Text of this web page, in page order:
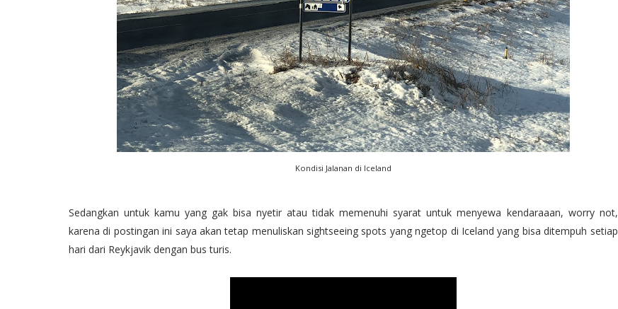
Kondisi Jalanan di Iceland
Sedangkan untuk kamu yang gak bisa nyetir atau tidak memenuhi syarat untuk menyewa kendaraaan, worry not,
karena di postingan ini saya akan tetap menuliskan sightseeing spots yang ngetop di Iceland yang bisa ditempuh setiap
hari dari Reykjavik dengan bus turis.